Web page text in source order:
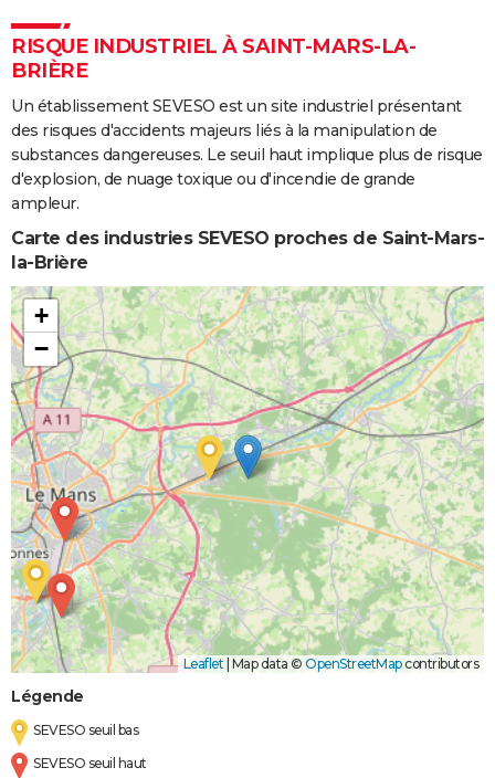
01/09/2006
RISQUE INDUSTRIEL À SAINT-MARS-LA-
BRIÈRE
Un établissement SEVESO est un site industriel présentant
des risques d'accidents majeurs liés à la manipulation de
substances dangereuses. Le seuil haut implique plus de risque
d'explosion, de nuage toxique ou d'incendie de grande
ampleur.
Carte des industries SEVESO proches de Saint-Mars-
la-Brière
+
−
Leaflet | Map data © OpenStreetMapcontributors
Légende
SEVESO seuil bas
SEVESO seuil haut